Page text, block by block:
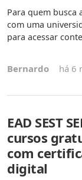
Para quem busca
com uma
para acessar
Bernardo há 6
EAD SEST
cursos
com
digital